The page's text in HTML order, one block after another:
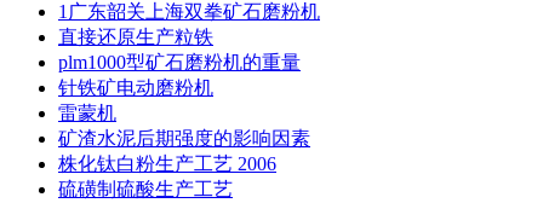
1广东韶关上海双拳矿石磨粉机
直接还原生产粒铁
plm1000型矿石磨粉机的重量
针铁矿电动磨粉机
雷蒙机
矿渣水泥后期强度的影响因素
株化钛白粉生产工艺 2006
硫磺制硫酸生产工艺